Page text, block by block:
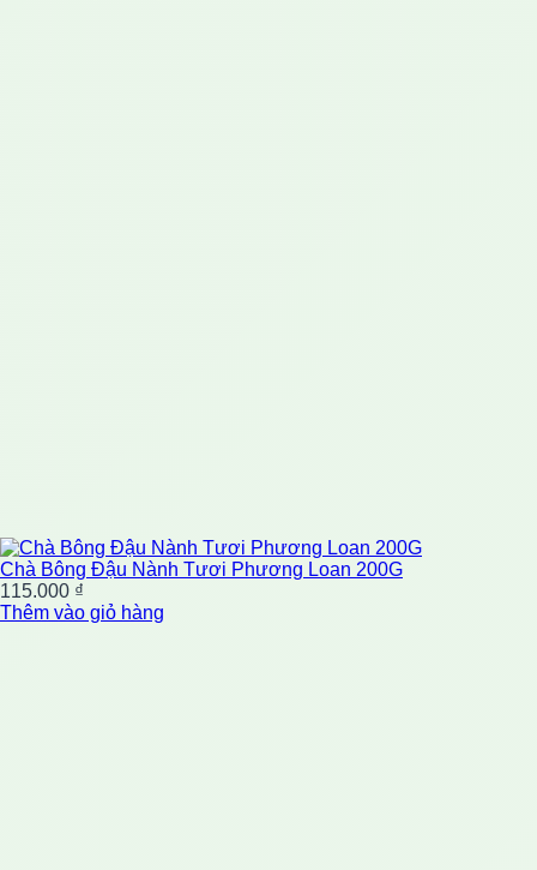
Chà Bông Đậu Nành Tươi Phương Loan 200G
115.000 ₫
Thêm vào giỏ hàng